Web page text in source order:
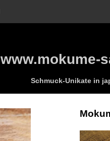
www.mokume-
Schmuck-Unikate in